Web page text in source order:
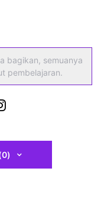
bagikan, semuanya
pembelajaran.